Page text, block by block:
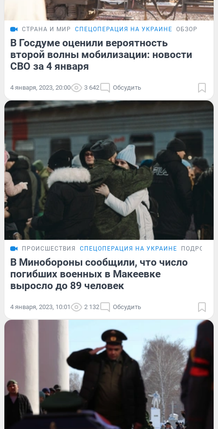
СТРАНА И МИР СПЕЦОПЕРАЦИЯ НА УКРАИНЕ ОБЗОР
В Госдуме оценили вероятность
второй волны мобилизации: новости
СВО за 4 января
4 января, 2023, 20:00 3 642 Обсудить
ПРОИСШЕСТВИЯ СПЕЦОПЕРАЦИЯ НА УКРАИНЕ
В Минобороны сообщили, что число
погибших военных в Макеевке
выросло до 89 человек
4 января, 2023, 10:01 2 132 Обсудить